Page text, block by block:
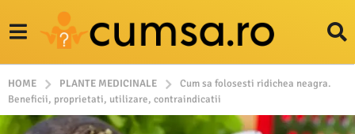
HOME PLANTE MEDICINALE
Cum sa folosesti ridichea neagra.
Beneficii, proprietati, utilizare, contraindicatii